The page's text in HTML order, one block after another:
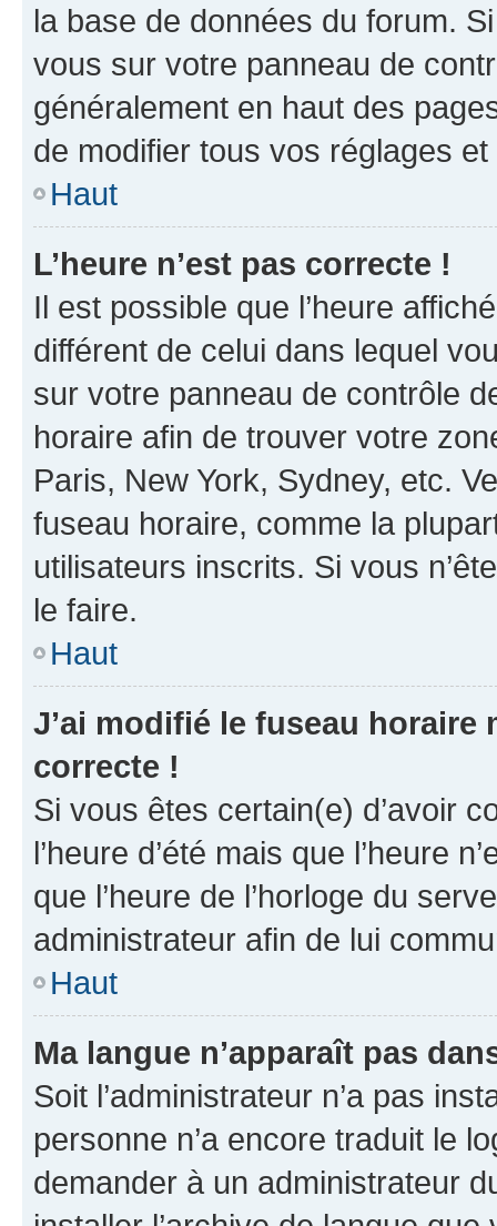
la base de données du forum.
vous sur votre panneau de
généralement en haut des
de modifier tous vos réglages
Haut
L’heure n’est pas correcte !
Il est possible que l’heure
différent de celui dans lequel
sur votre panneau de contrôle
horaire afin de trouver votre
Paris, New York, Sydney, etc.
fuseau horaire, comme la
utilisateurs inscrits. Si vous
le faire.
Haut
J’ai modifié le fuseau horaire
correcte !
Si vous êtes certain(e) d’avoir
l’heure d’été mais que l’heure
que l’heure de l’horloge du
administrateur afin de lui
Haut
Ma langue n’apparaît pas
Soit l’administrateur n’a pas
personne n’a encore traduit le
demander à un administrateur